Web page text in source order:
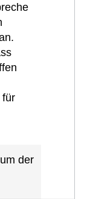
für
um der